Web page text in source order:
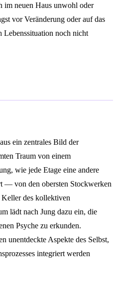
im neuen Haus unwohl oder
vor Veränderung oder auf das
Lebenssituation noch nicht
ein zentrales Bild der
Traum von einem
wie jede Etage eine andere
— von den obersten Stockwerken
Keller des kollektiven
lädt nach Jung dazu ein, die
Psyche zu erkunden.
unentdeckte Aspekte des Selbst,
integriert werden